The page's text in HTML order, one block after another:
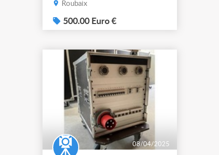
Roubaix
500.00 Euro €
08/04/2025